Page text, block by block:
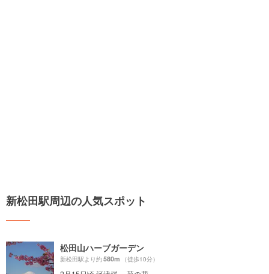
新松田駅周辺の人気スポット
松田山ハーブガーデン
新松田駅より約580m （徒歩10分）